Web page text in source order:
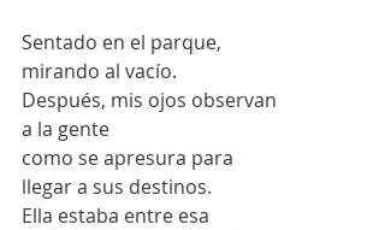
Sentado en el parque,
mirando al vacío.
Después, mis ojos observan
a la gente
como se apresura para
llegar a sus destinos.
Ella estaba entre esa